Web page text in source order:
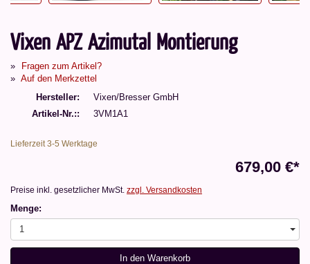
Vixen APZ Azimutal Montierung
Fragen zum Artikel?
Auf den Merkzettel
Hersteller
Vixen/Bresser GmbH
Artikel-Nr.:
3VM1A1
Lieferzeit 3-5 Werktage
679,00 €*
Preise inkl. gesetzlicher MwSt. zzgl. Versandkosten
Menge:
1
In den Warenkorb